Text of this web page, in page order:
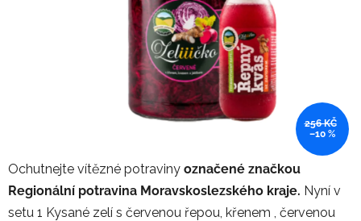
Ochutnejte vítězné potraviny označené značkou
Regionální potravina Moravskoslezského kraje. Nyní v
setu 1 Kysané zelí s červenou řepou, křenem , červenou
256 KČ
–10 %